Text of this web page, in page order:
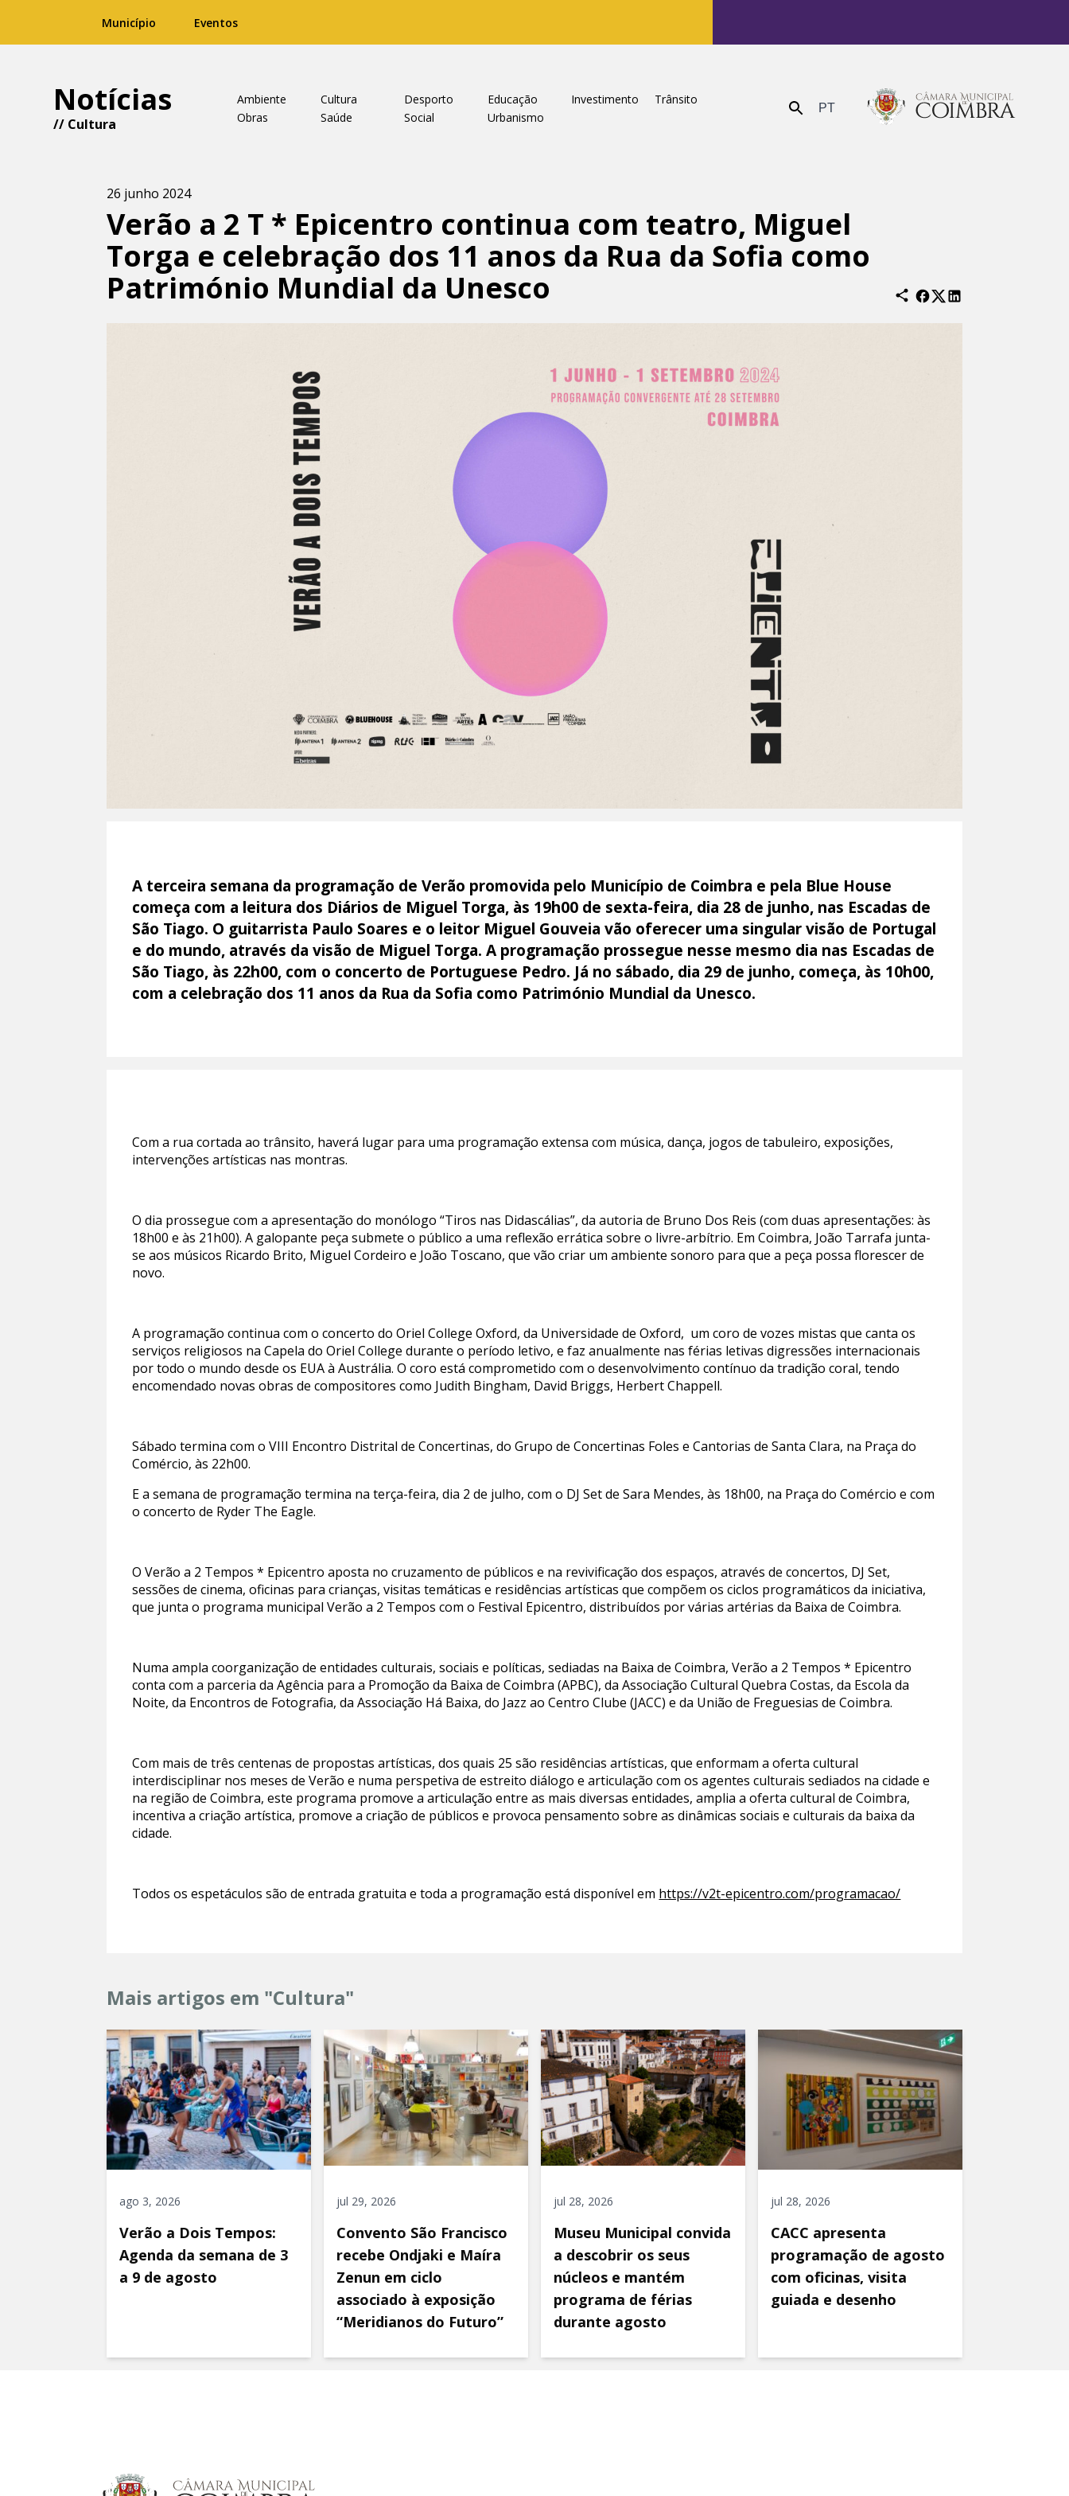
Município Eventos
Notícias
// Cultura
Ambiente Cultura Desporto Educação Investimento
Trânsito
Obras
Saúde Social Urbanismo Enviar PT
26 junho 2024
Verão a 2 T * Epicentro continua com teatro, Miguel
Torga e celebração dos 11 anos da Rua da Sofia como
Património Mundial da Unesco
A terceira semana da programação de Verão promovida pelo Município de Coimbra e pela Blue House
começa com a leitura dos Diários de Miguel Torga, às 19h00 de sexta-feira, dia 28 de junho, nas Escadas de
São Tiago. O guitarrista Paulo Soares e o leitor Miguel Gouveia vão oferecer uma singular visão de Portugal
e do mundo, através da visão de Miguel Torga. A programação prossegue nesse mesmo dia nas Escadas de
São Tiago, às 22h00, com o concerto de Portuguese Pedro. Já no sábado, dia 29 de junho, começa, às 10h00,
com a celebração dos 11 anos da Rua da Sofia como Património Mundial da Unesco.
Com a rua cortada ao trânsito, haverá lugar para uma programação extensa com música, dança, jogos de tabuleiro, exposições,
intervenções artísticas nas montras.
O dia prossegue com a apresentação do monólogo “Tiros nas Didascálias”, da autoria de Bruno Dos Reis (com duas apresentações: às
18h00 e às 21h00). A galopante peça submete o público a uma reflexão errática sobre o livre-arbítrio. Em Coimbra, João Tarrafa junta-
se aos músicos Ricardo Brito, Miguel Cordeiro e João Toscano, que vão criar um ambiente sonoro para que a peça possa florescer de
novo.
A programação continua com o concerto do Oriel College Oxford, da Universidade de Oxford, um coro de vozes mistas que canta os
serviços religiosos na Capela do Oriel College durante o período letivo, e faz anualmente nas férias letivas digressões internacionais
por todo o mundo desde os EUA à Austrália. O coro está comprometido com o desenvolvimento contínuo da tradição coral, tendo
encomendado novas obras de compositores como Judith Bingham, David Briggs, Herbert Chappell.
Sábado termina com o VIII Encontro Distrital de Concertinas, do Grupo de Concertinas Foles e Cantorias de Santa Clara, na Praça do
Comércio, às 22h00.
E a semana de programação termina na terça-feira, dia 2 de julho, com o DJ Set de Sara Mendes, às 18h00, na Praça do Comércio e com
o concerto de Ryder The Eagle.
O Verão a 2 Tempos * Epicentro aposta no cruzamento de públicos e na revivificação dos espaços, através de concertos, DJ Set,
sessões de cinema, oficinas para crianças, visitas temáticas e residências artísticas que compõem os ciclos programáticos da iniciativa,
que junta o programa municipal Verão a 2 Tempos com o Festival Epicentro, distribuídos por várias artérias da Baixa de Coimbra.
Numa ampla coorganização de entidades culturais, sociais e políticas, sediadas na Baixa de Coimbra, Verão a 2 Tempos * Epicentro
conta com a parceria da Agência para a Promoção da Baixa de Coimbra (APBC), da Associação Cultural Quebra Costas, da Escola da
Noite, da Encontros de Fotografia, da Associação Há Baixa, do Jazz ao Centro Clube (JACC) e da União de Freguesias de Coimbra.
Com mais de três centenas de propostas artísticas, dos quais 25 são residências artísticas, que enformam a oferta cultural
interdisciplinar nos meses de Verão e numa perspetiva de estreito diálogo e articulação com os agentes culturais sediados na cidade e
na região de Coimbra, este programa promove a articulação entre as mais diversas entidades, amplia a oferta cultural de Coimbra,
incentiva a criação artística, promove a criação de públicos e provoca pensamento sobre as dinâmicas sociais e culturais da baixa da
cidade.
Todos os espetáculos são de entrada gratuita e toda a programação está disponível em https://v2t-epicentro.com/programacao/
Mais artigos em "Cultura"
ago 3, 2026
Verão a Dois Tempos:
Agenda da semana de 3
a 9 de agosto
jul 29, 2026
Convento São Francisco
recebe Ondjaki e Maíra
Zenun em ciclo
associado à exposição
“Meridianos do Futuro”
jul 28, 2026
Museu Municipal convida
a descobrir os seus
núcleos e mantém
programa de férias
durante agosto
jul 28, 2026
CACC apresenta
programação de agosto
com oficinas, visita
guiada e desenho